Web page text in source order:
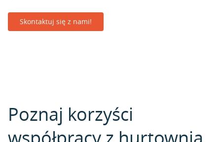
Skontaktuj się z nami!
Poznaj korzyści